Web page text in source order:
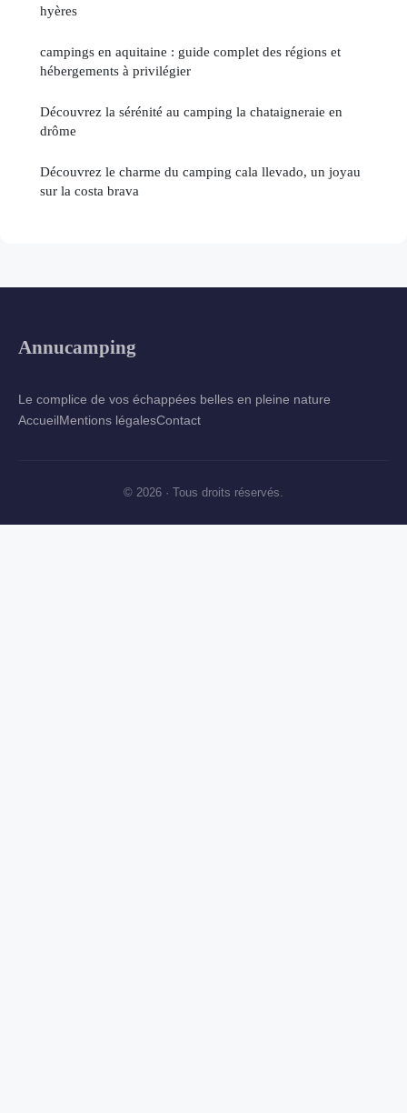
hyères
campings en aquitaine : guide complet des régions et
hébergements à privilégier
Découvrez la sérénité au camping la chataigneraie en
drôme
Découvrez le charme du camping cala llevado, un joyau
sur la costa brava
Annucamping
Le complice de vos échappées belles en pleine nature
AccueilMentions légalesContact
© 2026 · Tous droits réservés.